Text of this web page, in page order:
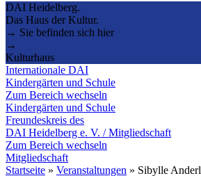
DAI Heidelberg.
Das Haus der Kultur.
→ Sie befinden sich hier
→
Kulturhaus
Internationale DAI
Kindergärten und Schule
Zum Bereich wechseln
Kindergärten und Schule
Freundeskreis des
DAI Heidelberg e. V. / Mitgliedschaft
Zum Bereich wechseln
Mitgliedschaft
Startseite » Veranstaltungen » Sibylle Anderl